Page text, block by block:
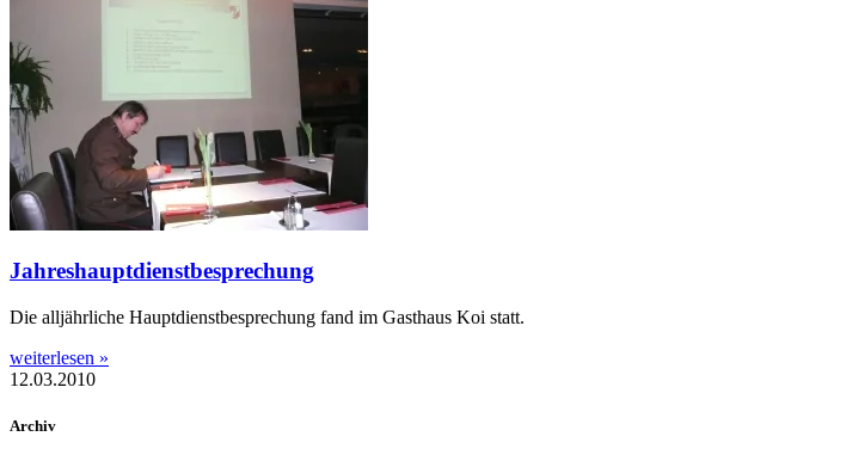
Jahreshauptdienstbesprechung
Die alljährliche Hauptdienstbesprechung fand im Gasthaus Koi statt.
weiterlesen »
12.03.2010
Archiv